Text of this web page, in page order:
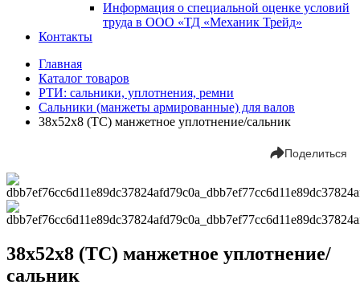
Информация о специальной оценке условий
труда в ООО «ТД «Механик Трейд»
Контакты
Главная
Каталог товаров
РТИ: сальники, уплотнения, ремни
Сальники (манжеты армированные) для валов
38х52х8 (TC) манжетное уплотнение/сальник
Поделиться
38х52х8 (TC) манжетное уплотнение/
сальник